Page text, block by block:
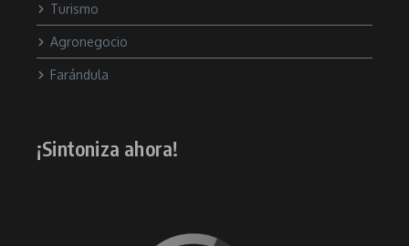
Turismo
Agronegocio
Farándula
¡Sintoniza ahora!